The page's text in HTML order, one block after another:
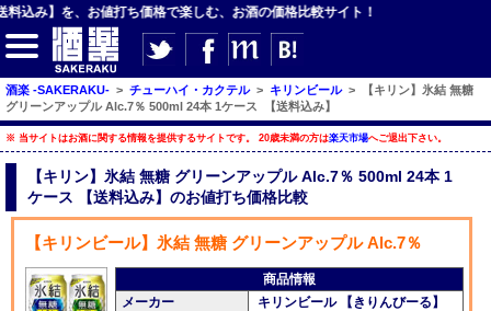
、お値打ち価格で楽しむ、お酒の価格比較サイト！
【サイト内検索】
検索
【ジャンルメニュー】
ビール
酒楽 -SAKERAKU- > チューハイ・カクテル > キリンビール >
【キリン】氷結 無糖
グリーンアップル Alc.7％ 500ml 24本 1ケース 【送料込み】
※ 当サイトはお酒に関する情報を提供するサイトです。 20歳未満の方は楽天市場へご退出下さい。
【キリン】氷結 無糖 グリーンアップル Alc.7％ 500ml 24本 1
ケース 【送料込み】のお値打ち価格比較
【キリンビール】氷結 無糖 グリーンアップル Alc.7％
商品情報
メーカー
キリンビール 【きりんびーる】